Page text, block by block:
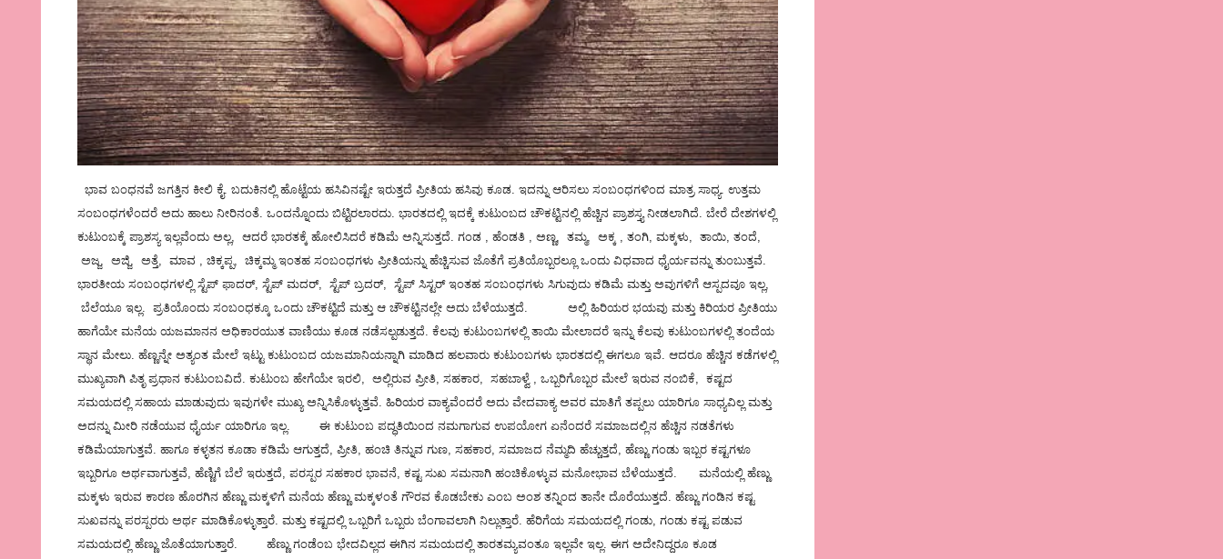
ಭಾವ ಬಂಧನವೆ ಜಗತ್ತಿನ ಕೀಲಿ ಕೈ. ಬದುಕಿನಲ್ಲಿ ಹೊಟ್ಟೆಯ ಹಸಿವಿನಷ್ಟೇ ಇರುತ್ತದೆ ಪ್ರೀತಿಯ ಹಸಿವು ಕೂಡ. ಇದನ್ನು ಆರಿಸಲು ಸಂಬಂಧಗಳಿಂದ ಮಾತ್ರ ಸಾಧ್ಯ. ಉತ್ತಮ
ಸಂಬಂಧಗಳೆಂದರೆ ಅದು ಹಾಲು ನೀರಿನಂತೆ. ಒಂದನ್ನೊಂದು ಬಿಟ್ಟಿರಲಾರದು. ಭಾರತದಲ್ಲಿ ಇದಕ್ಕೆ ಕುಟುಂಬದ ಚೌಕಟ್ಟಿನಲ್ಲಿ ಹೆಚ್ಚಿನ ಪ್ರಾಶಸ್ತ್ಯ ನೀಡಲಾಗಿದೆ. ಬೇರೆ ದೇಶಗಳಲ್ಲಿ
ಕುಟುಂಬಕ್ಕೆ ಪ್ರಾಶಸ್ಯ ಇಲ್ಲವೆಂದು ಅಲ್ಲ, ಆದರೆ ಭಾರತಕ್ಕೆ ಹೋಲಿಸಿದರೆ ಕಡಿಮೆ ಅನ್ನಿಸುತ್ತದೆ. ಗಂಡ , ಹೆಂಡತಿ , ಅಣ್ಣ, ತಮ್ಮ, ಅಕ್ಕ , ತಂಗಿ, ಮಕ್ಕಳು, ತಾಯಿ, ತಂದೆ,
ಅಜ್ಜ, ಅಜ್ಜಿ, ಅತ್ತೆ, ಮಾವ , ಚಿಕ್ಕಪ್ಪ, ಚಿಕ್ಕಮ್ಮ ಇಂತಹ ಸಂಬಂಧಗಳು ಪ್ರೀತಿಯನ್ನು ಹೆಚ್ಚಿಸುವ ಜೊತೆಗೆ ಪ್ರತಿಯೊಬ್ಬರಲ್ಲೂ ಒಂದು ವಿಧವಾದ ಧೈರ್ಯವನ್ನು ತುಂಬುತ್ತವೆ.
ಭಾರತೀಯ ಸಂಬಂಧಗಳಲ್ಲಿ ಸ್ಟೆಪ್ ಫಾದರ್, ಸ್ಟೆಪ್ ಮದರ್, ಸ್ಟೆಪ್ ಬ್ರದರ್, ಸ್ಟೆಪ್ ಸಿಸ್ಟರ್ ಇಂತಹ ಸಂಬಂಧಗಳು ಸಿಗುವುದು ಕಡಿಮೆ ಮತ್ತು ಅವುಗಳಿಗೆ ಆಸ್ಪದವೂ ಇಲ್ಲ,
ಬೆಲೆಯೂ ಇಲ್ಲ. ಪ್ರತಿಯೊಂದು ಸಂಬಂಧಕ್ಕೂ ಒಂದು ಚೌಕಟ್ಟಿದೆ ಮತ್ತು ಆ ಚೌಕಟ್ಟಿನಲ್ಲೇ ಅದು ಬೆಳೆಯುತ್ತದೆ. ಅಲ್ಲಿ ಹಿರಿಯರ ಭಯವು ಮತ್ತು ಕಿರಿಯರ ಪ್ರೀತಿಯು
ಹಾಗೆಯೇ ಮನೆಯ ಯಜಮಾನನ ಅಧಿಕಾರಯುತ ವಾಣಿಯು ಕೂಡ ನಡೆಸಲ್ಪಡುತ್ತದೆ. ಕೆಲವು ಕುಟುಂಬಗಳಲ್ಲಿ ತಾಯಿ ಮೇಲಾದರೆ ಇನ್ನು ಕೆಲವು ಕುಟುಂಬಗಳಲ್ಲಿ ತಂದೆಯ
ಸ್ಥಾನ ಮೇಲು. ಹೆಣ್ಣನ್ನೇ ಅತ್ಯಂತ ಮೇಲೆ ಇಟ್ಟು ಕುಟುಂಬದ ಯಜಮಾನಿಯನ್ನಾಗಿ ಮಾಡಿದ ಹಲವಾರು ಕುಟುಂಬಗಳು ಭಾರತದಲ್ಲಿ ಈಗಲೂ ಇವೆ. ಆದರೂ ಹೆಚ್ಚಿನ ಕಡೆಗಳಲ್ಲಿ
ಮುಖ್ಯವಾಗಿ ಪಿತೃ ಪ್ರಧಾನ ಕುಟುಂಬವಿದೆ. ಕುಟುಂಬ ಹೇಗೆಯೇ ಇರಲಿ, ಅಲ್ಲಿರುವ ಪ್ರೀತಿ, ಸಹಕಾರ, ಸಹಬಾಳ್ವೆ , ಒಬ್ಬರಿಗೊಬ್ಬರ ಮೇಲೆ ಇರುವ ನಂಬಿಕೆ, ಕಷ್ಟದ
ಸಮಯದಲ್ಲಿ ಸಹಾಯ ಮಾಡುವುದು ಇವುಗಳೇ ಮುಖ್ಯ ಅನ್ನಿಸಿಕೊಳ್ಳುತ್ತವೆ. ಹಿರಿಯರ ವಾಕ್ಯವೆಂದರೆ ಅದು ವೇದವಾಕ್ಯ ಅವರ ಮಾತಿಗೆ ತಪ್ಪಲು ಯಾರಿಗೂ ಸಾಧ್ಯವಿಲ್ಲ ಮತ್ತು
ಅದನ್ನು ಮೀರಿ ನಡೆಯುವ ಧೈರ್ಯ ಯಾರಿಗೂ ಇಲ್ಲ. ಈ ಕುಟುಂಬ ಪದ್ಧತಿಯಿಂದ ನಮಗಾಗುವ ಉಪಯೋಗ ಏನೆಂದರೆ ಸಮಾಜದಲ್ಲಿನ ಹೆಚ್ಚಿನ ನಡತೆಗಳು
ಕಡಿಮೆಯಾಗುತ್ತವೆ. ಹಾಗೂ ಕಳ್ಳತನ ಕೂಡಾ ಕಡಿಮೆ ಆಗುತ್ತದೆ, ಪ್ರೀತಿ, ಹಂಚಿ ತಿನ್ನುವ ಗುಣ, ಸಹಕಾರ, ಸಮಾಜದ ನೆಮ್ಮದಿ ಹೆಚ್ಚುತ್ತದೆ, ಹೆಣ್ಣು ಗಂಡು ಇಬ್ಬರ ಕಷ್ಟಗಳೂ
ಇಬ್ಬರಿಗೂ ಅರ್ಥವಾಗುತ್ತವೆ, ಹೆಣ್ಣಿಗೆ ಬೆಲೆ ಇರುತ್ತದೆ, ಪರಸ್ಪರ ಸಹಕಾರ ಭಾವನೆ, ಕಷ್ಟ ಸುಖ ಸಮನಾಗಿ ಹಂಚಿಕೊಳ್ಳುವ ಮನೋಭಾವ ಬೆಳೆಯುತ್ತದೆ. ಮನೆಯಲ್ಲಿ ಹೆಣ್ಣು
ಮಕ್ಕಳು ಇರುವ ಕಾರಣ ಹೊರಗಿನ ಹೆಣ್ಣು ಮಕ್ಕಳಿಗೆ ಮನೆಯ ಹೆಣ್ಣು ಮಕ್ಕಳಂತೆ ಗೌರವ ಕೊಡಬೇಕು ಎಂಬ ಅಂಶ ತನ್ನಿಂದ ತಾನೇ ದೊರೆಯುತ್ತದೆ. ಹೆಣ್ಣು ಗಂಡಿನ ಕಷ್ಟ
ಸುಖವನ್ನು ಪರಸ್ಪರರು ಅರ್ಥ ಮಾಡಿಕೊಳ್ಳುತ್ತಾರೆ. ಮತ್ತು ಕಷ್ಟದಲ್ಲಿ ಒಬ್ಬರಿಗೆ ಒಬ್ಬರು ಬೆಂಗಾವಲಾಗಿ ನಿಲ್ಲುತ್ತಾರೆ. ಹೆರಿಗೆಯ ಸಮಯದಲ್ಲಿ ಗಂಡು, ಗಂಡು ಕಷ್ಟ ಪಡುವ
ಸಮಯದಲ್ಲಿ ಹೆಣ್ಣು ಜೊತೆಯಾಗುತ್ತಾರೆ. ಹೆಣ್ಣು ಗಂಡೆಂಬ ಭೇದವಿಲ್ಲದ ಈಗಿನ ಸಮಯದಲ್ಲಿ ತಾರತಮ್ಯವಂತೂ ಇಲ್ಲವೇ ಇಲ್ಲ. ಈಗ ಅದೇನಿದ್ದರೂ ಕೂಡ